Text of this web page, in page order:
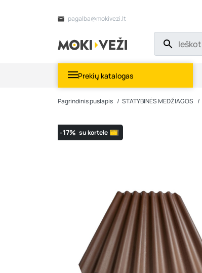
pagalba@mokivezi.lt
Prekių katalogas
Pagrindinis puslapis STATYBINĖS MEDŽIAGOS
-17% su kortele